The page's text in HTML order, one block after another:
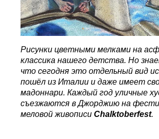
Рисунки цветными мелками на
классика нашего детства. Но
что сегодня это отдельный вид
пошёл из Италии и даже имеет
мадоннари. Каждый год уличные
съезжаются в Джорджию на
меловой живописиChalktoberfest.